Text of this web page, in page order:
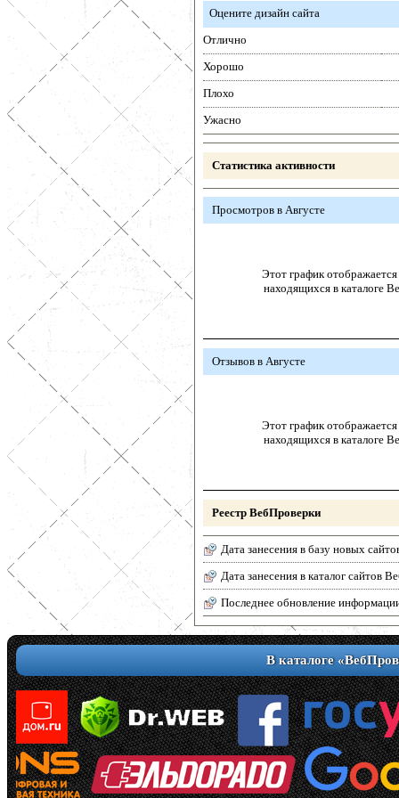
Оцените дизайн сайта
Отлично
Хорошо
Плохо
Ужасно
Статистика активности
Просмотров в Августе
Этот график отображается
находящихся в каталоге
Отзывов в Августе
Этот график отображается
находящихся в каталоге
Реестр ВебПроверки
Дата занесения в базу новых
Дата занесения в каталог сайтов
Последнее обновление
В каталоге